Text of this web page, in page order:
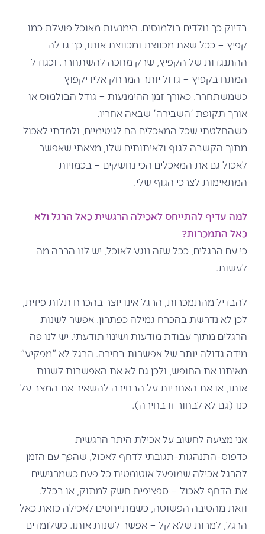
בדיוק כך נולדים בולמוסים. הימנעות מאוכל פועלת כמו
קפיץ – ככל שאת מכווצת ומכווצת אותו, כך גדלה
ההתנגדות של הקפיץ, שרק מחכה להשתחרר. וכגודל
המתח בקפיץ – גדול יותר המרחק אליו יקפוץ
כשמשתחרר. כאורך זמן ההימנעות – גודל הבולמוס או
אורך תקופת 'השבירה' שבאה אחריו.
כשהחלטתי שכל המאכלים הם לגיטימיים, ולמדתי לאכול
מתוך הקשבה לגוף ולאיתותים שלו, מצאתי שאפשר
לאכול גם את המאכלים הכי נחשקים – בכמויות
המתאימות לצרכי הגוף שלי.
למה עדיף להתייחס לאכילה הרגשית כאל הרגל ולא
כאל התמכרות?
כי עם הרגלים, ככל שזה נוגע לאוכל, יש לנו הרבה מה
לעשות.
להבדיל מהתמכרות, הרגל אינו יוצר בהכרח תלות פיזית,
לכן לא נדרשת בהכרח גמילה כפתרון. אפשר לשנות
הרגלים מתוך עבודת מודעות ושינוי תודעתי. יש לנו פה
מידה גדולה יותר של אפשרות בחירה. הרגל לא "מפקיע"
מאיתנו את החופש, ולכן גם לא את האפשרות לשנות
אותו, או את האחריות על הבחירה להשאיר את המצב על
כנו (גם לא לבחור זו בחירה)
.
אני מציעה לחשוב על אכילת היתר הרגשית
כדפוס-התנהגות-תגובתי לדחף לאכול, שהפך עם הזמן
להרגל אכילה שמופעל אוטומטית כל פעם כשמרגישים
את הדחף לאכול – ספציפית חשק למתוק, או בכלל.
וזאת מהסיבה הפשוטה, כשמתייחסים לאכילה כזאת כאל
הרגל, למרות שלא קל – אפשר לשנות אותו. כשלומדים